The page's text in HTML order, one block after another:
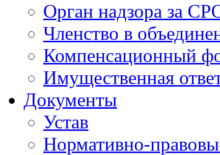
Орган надзора за
Членство в
Компенсационный
Имущественная
Документы
Устав
Нормативно-